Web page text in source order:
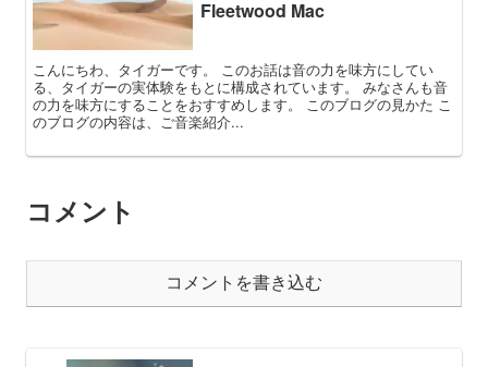
Fleetwood Mac
こんにちわ、タイガーです。 このお話は音の力を味方にしてい
る、タイガーの実体験をもとに構成されています。 みなさんも音
の力を味方にすることをおすすめします。 このブログの見かた こ
のブログの内容は、ご音楽紹介...
コメント
コメントを書き込む